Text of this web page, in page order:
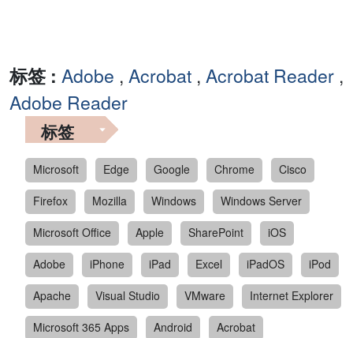
标签 : Adobe , Acrobat , Acrobat Reader ,
Adobe Reader
标签
Microsoft Edge Google Chrome
Cisco
Firefox
Mozilla Windows
Windows Server
Microsoft Office
Apple SharePoint
iOS
Adobe
iPhone iPad Excel iPadOS
iPod
Apache
Visual Studio VMware
Internet Explorer
Microsoft 365 Apps
Android
Acrobat